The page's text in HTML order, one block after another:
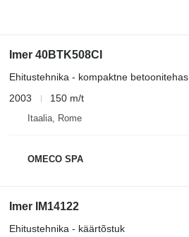
Imer 40BTK508CI
Ehitustehnika - kompaktne betoonitehas
2003
150 m/t
Itaalia, Rome
OMECO SPA
Imer IM14122
Ehitustehnika - käärtõstuk